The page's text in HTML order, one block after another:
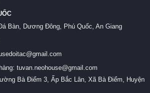
Bàn, Dương Đông, Phú Quốc, An Giang
tuvan.neohouse@gmail.com
Bà Điểm 3, Ấp Bắc Lân, Xã Bà Điểm, Huyện